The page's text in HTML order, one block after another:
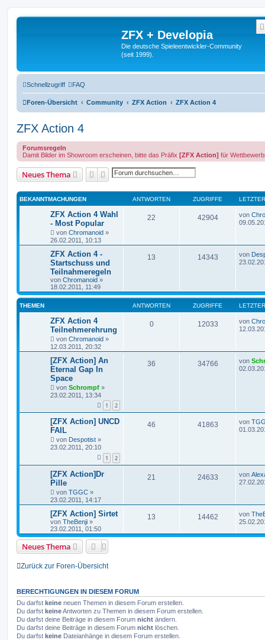
ZFX + Developia
Die deutsche Spieleentwickler-Community
(seit 1999).
Schnellzugriff FAQ
Foren-Übersicht Community ZFX Action ZFX Action 4
ZFX Action 4
Forumsregeln
Damit Bilder im Showroom erscheinen, bitte das Präfix [ZFX Action] für
Neues Thema SucheErweiterte Suche
BEKANNTMACHUNGEN ANTWORTEN ZUGRIFFE
ZFX Action 4 Wahl
- Most Popular
von Chromanoid »
26.02.2011, 10:13
22 42904 von
ZFX Action 4 -
Startschuss und
Teilnahmeregeln
von Chromanoid »
18.02.2011, 11:49
13 14343 von
THEMEN ANTWORTEN ZUGRIFFE
ZFX Action 4
Teilnehmerehrung
von Chromanoid »
12.03.2011, 20:32
0 12033 von
[ZFX Action] An
Eternal Gap In
Space
von Schrompf »
23.02.2011, 13:34
1 2
36 34766 von
[ZFX Action] UNCD
FAIL
von Despotist »
23.02.2011, 20:10
1 2
46 41863 von
[ZFX Action]Dr
Pille
von TGGC »
23.02.2011, 14:17
21 24633 von
[ZFX Action] Sirtet
von TheBenji »
23.02.2011, 01:50
13 14462 von
Neues Thema
Zurück zur Foren-Übersicht
BERECHTIGUNGEN IN DIESEM FORUM
Du darfst keine neuen Themen in diesem Forum erstellen.
Du darfst keineAntworten zu Themen in diesem Forum erstellen.
Du darfst deine Beiträge in diesem Forum nicht ändern.
Du darfst deine Beiträge in diesem Forum nicht löschen.
Du darfst keine Dateianhänge in diesem Forum erstellen.